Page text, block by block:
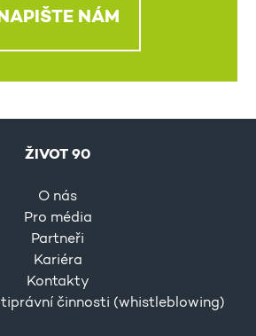
NÁM
ŽIVOT 90
O nás
Pro média
Partneři
Kariéra
Kontakty
činnosti (whistleblowing)